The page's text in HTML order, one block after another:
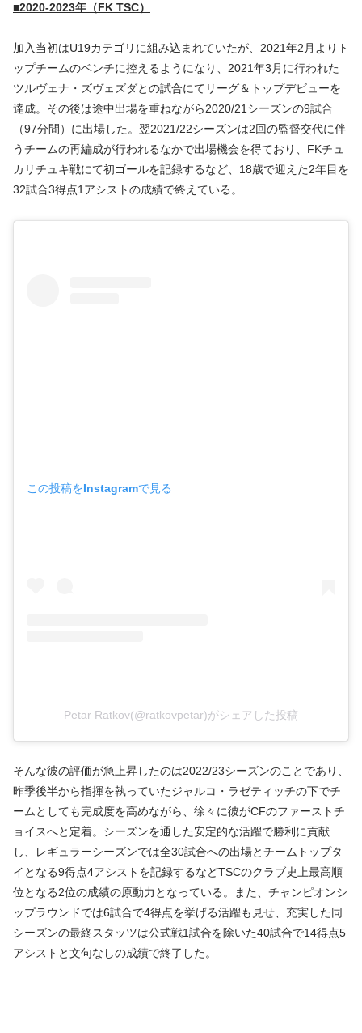
■2020-2023年（FK TSC）
加入当初はU19カテゴリに組み込まれていたが、2021年2月よりト
ップチームのベンチに控えるようになり、2021年3月に行われた
ツルヴェナ・ズヴェズダとの試合にてリーグ＆トップデビューを
達成。その後は途中出場を重ねながら2020/21シーズンの9試合
（97分間）に出場した。翌2021/22シーズンは2回の監督交代に伴
うチームの再編成が行われるなかで出場機会を得ており、FKチュ
カリチュキ戦にて初ゴールを記録するなど、18歳で迎えた2年目を
32試合3得点1アシストの成績で終えている。
この投稿をInstagramで見る
Petar Ratkov(@ratkovpetar)がシェアした投稿
そんな彼の評価が急上昇したのは2022/23シーズンのことであり、
昨季後半から指揮を執っていたジャルコ・ラゼティッチの下でチ
ームとしても完成度を高めながら、徐々に彼がCFのファーストチ
ョイスへと定着。シーズンを通した安定的な活躍で勝利に貢献
し、レギュラーシーズンでは全30試合への出場とチームトップタ
イとなる9得点4アシストを記録するなどTSCのクラブ史上最高順
位となる2位の成績の原動力となっている。また、チャンピオンシ
ップラウンドでは6試合で4得点を挙げる活躍も見せ、充実した同
シーズンの最終スタッツは公式戦1試合を除いた40試合で14得点5
アシストと文句なしの成績で終了した。